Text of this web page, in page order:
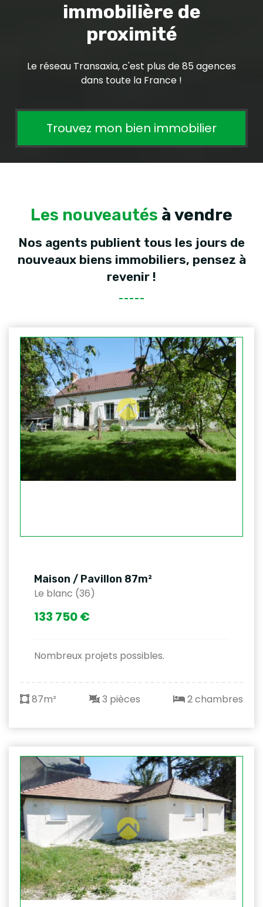
immobilière de
proximité
Le réseau Transaxia, c'est plus de 85 agences
dans toute la France !
Trouvez mon bien immobilier
Les nouveautés à vendre
Nos agents publient tous les jours de
nouveaux biens immobiliers, pensez à
revenir !
Maison / Pavillon 87m²
Le blanc (36)
133 750 €
Nombreux projets possibles.
87m² 3 pièces 2 chambres